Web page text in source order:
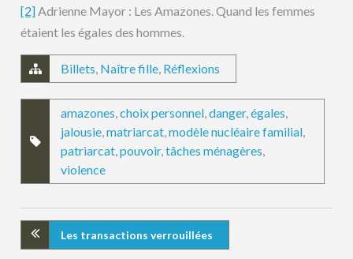
[2]Adrienne Mayor : Les Amazones. Quand les femmes
étaient les égales des hommes.
Billets, Naître fille, Réflexions
amazones,choix personnel,danger,égales,
jalousie,matriarcat,modèle nucléaire familial,
patriarcat,pouvoir,tâches ménagères,
violence
Les transactions verrouillées